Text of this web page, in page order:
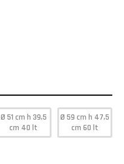
Ø 51 cm h 39,5
cm 40 lt
Ø 59 cm h 47,5
cm 60 lt